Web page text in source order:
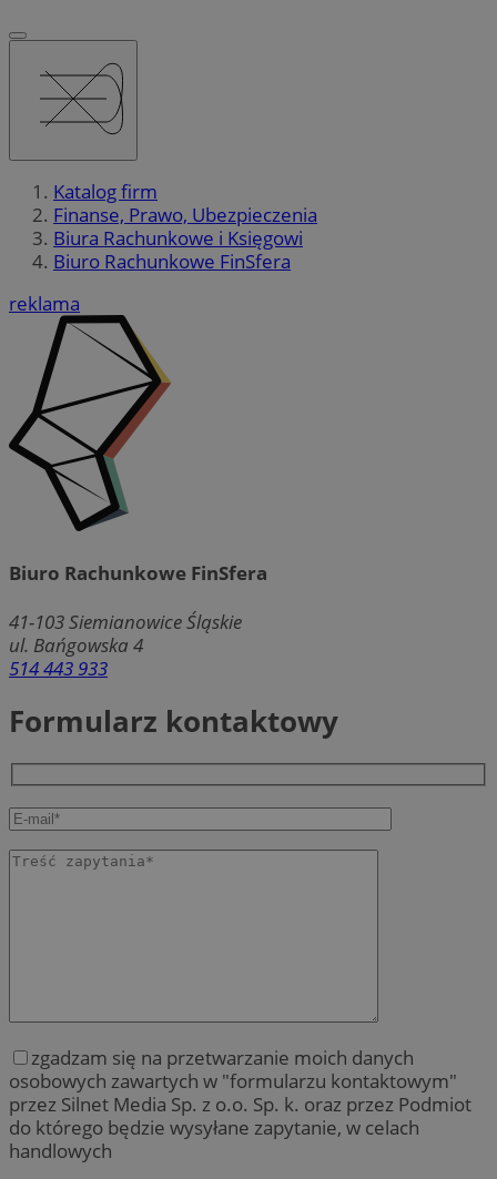
Katalog firm
Finanse, Prawo, Ubezpieczenia
Biura Rachunkowe i Księgowi
Biuro Rachunkowe FinSfera
reklama
Biuro Rachunkowe FinSfera
41-103Siemianowice Śląskie
ul. Bańgowska 4
514 443 933
Formularz kontaktowy
zgadzam się na przetwarzanie moich danych
osobowych zawartych w "formularzu kontaktowym"
przez Silnet Media Sp. z o.o. Sp. k. oraz przez Podmiot
do którego będzie wysyłane zapytanie, w celach
handlowych